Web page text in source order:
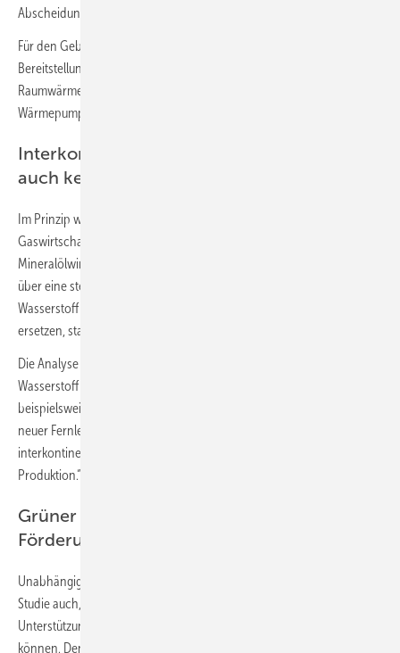
Abscheidung und -Speicherung) zum Einsatz kommt.
Für den Gebäudesektor bedeutet dies, dass insbesondere die
Bereitstellung von Niedertemperaturwärme elektrifiziert werden muss,
Raumwärme und Trinkwassererwärmung also bevorzug über Elektro-
Wärmepumpen bereitgestellt werden muss.
Interkontinental importierter Wasserstoff ist
auch keine Lösung
Im Prinzip würde schon dieses Ergebnis Hoffnungen der
Gaswirtschaft, Teilen der Heizungsindustrie und auch der
Mineralölwirtschaft auf eine Erhaltung etablierter Energiestrukturen
über eine steigende Substitution fossiler Energieträger durch
Wasserstoff und auf Wasserstoff basierende Kraft- und Brennstoffe zu
ersetzen, stark belasten.
Die Analyse ergibt aber zusätzlich, dass auch der Import von grünem
Wasserstoff aus sonnenreichen außereuropäischen Regionen,
beispielsweise Nordafrika, keine Lösung ist: Esser: „Sobald der Bau
neuer Fernleitungen oder ein Transport per Schiff nötig ist, ist
interkontinental importierter Wasserstoff teurer als der aus heimischer
Produktion.“
Grüner Wasserstoff braucht politische
Förderung
Unabhängig von der künftigen Entwicklung der Nachfrage zeigt die
Studie auch, dass grüner Wasserstoff eine zusätzliche staatliche
Unterstützung braucht, um mit blauem Wasserstoff konkurrieren zu
können. Denn aktuell ist er rund 50 % teurer, und die Modellierung